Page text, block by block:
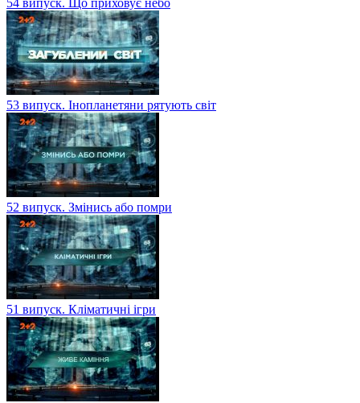
53 випуск. Інопланетяни рятують світ
52 випуск. Змінись або помри
51 випуск. Кліматичні ігри